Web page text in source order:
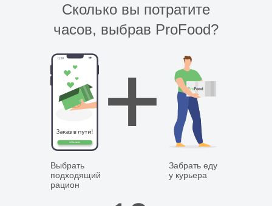
Сколько вы потратите
часов, выбрав ProFood?
Выбрать
подходящий
рацион
Забрать еду
у курьера